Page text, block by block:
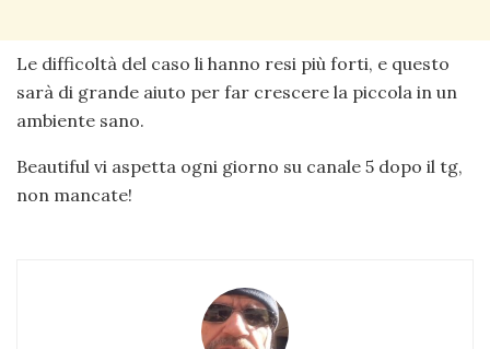
Le difficoltà del caso li hanno resi più forti, e questo
sarà di grande aiuto per far crescere la piccola in un
ambiente sano.
Beautiful vi aspetta ogni giorno su canale 5 dopo il tg,
non mancate!